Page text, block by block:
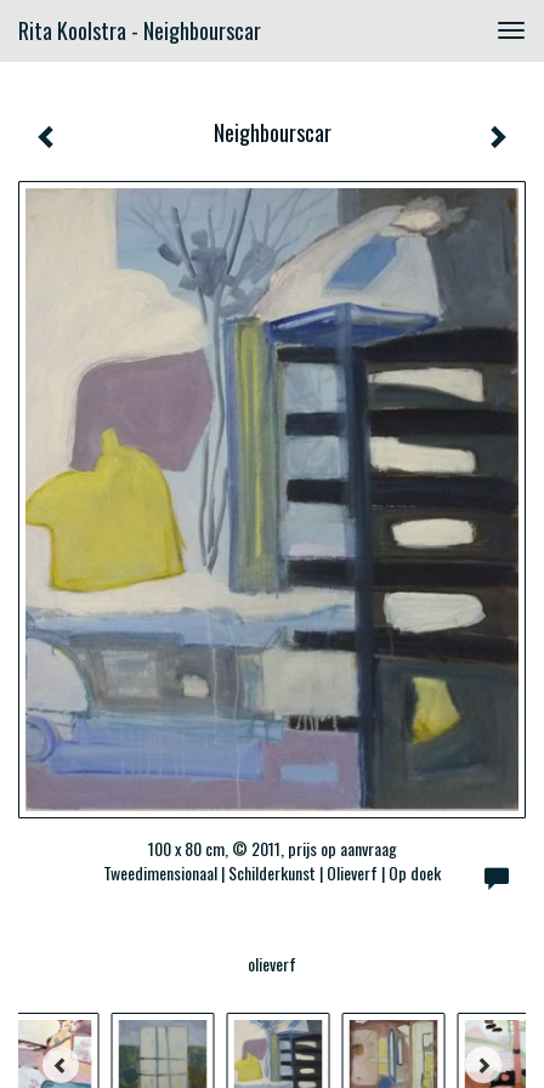
Rita Koolstra - Neighbourscar
Neighbourscar
100 x 80 cm, © 2011, prijs op aanvraag
Tweedimensionaal | Schilderkunst | Olieverf | Op doek
olieverf